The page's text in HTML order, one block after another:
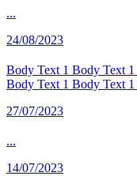
...
24/08/2023
Body Text 1 Body Text
Body Text 1 Body Text
27/07/2023
...
14/07/2023